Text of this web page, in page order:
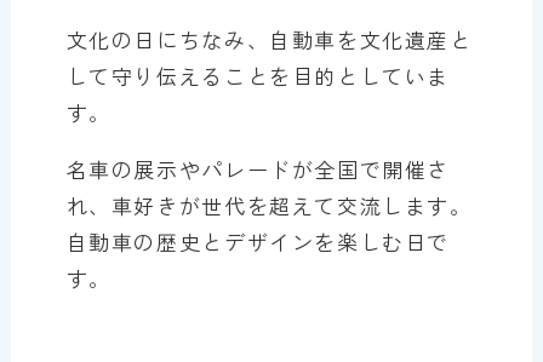
文化の日にちなみ、自動車を文化遺産と
して守り伝えることを目的としていま
す。
名車の展示やパレードが全国で開催さ
れ、車好きが世代を超えて交流します。
自動車の歴史とデザインを楽しむ日で
す。